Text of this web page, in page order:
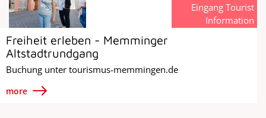
Freiheit erleben - Memminger
Altstadtrundgang
Buchung unter tourismus-memmingen.de
more
Eingang Tourist
Information